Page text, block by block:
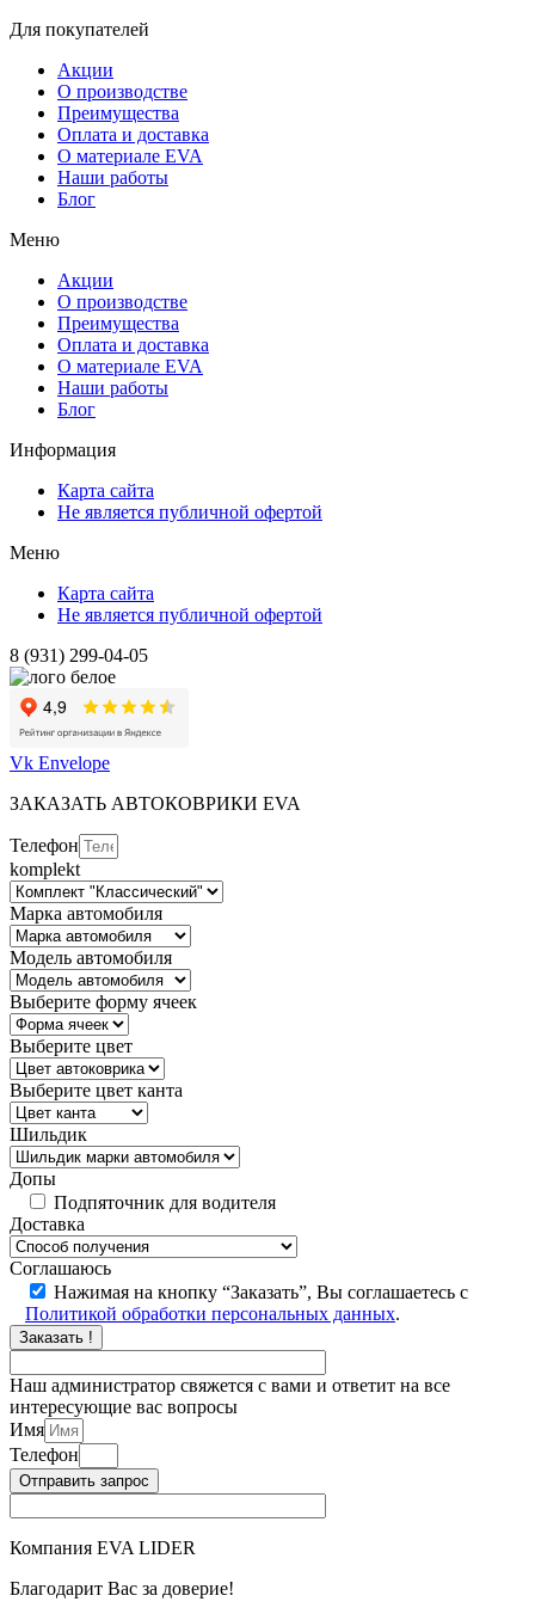
Для покупателей
Акции
О производстве
Преимущества
Оплата и доставка
О материале EVA
Наши работы
Блог
Меню
Акции
О производстве
Преимущества
Оплата и доставка
О материале EVA
Наши работы
Блог
Информация
Карта сайта
Не является публичной офертой
Меню
Карта сайта
Не является публичной офертой
8 (931) 299-04-05
Vk Envelope
ЗАКАЗАТЬ АВТОКОВРИКИ EVA
Телефон
komplekt
Марка автомобиля
Модель автомобиля
Выберите форму ячеек
Выберите цвет
Выберите цвет канта
Шильдик
Допы
Подпяточник для водителя
Доставка
Соглашаюсь
Нажимая на кнопку “Заказать”, Вы соглашаетесь с
Политикой обработки персональных данных.
Заказать !
Наш администратор свяжется с вами и ответит на все
интересующие вас вопросы
Имя
Телефон
Отправить запрос
Компания EVA LIDER
Благодарит Вас за доверие!